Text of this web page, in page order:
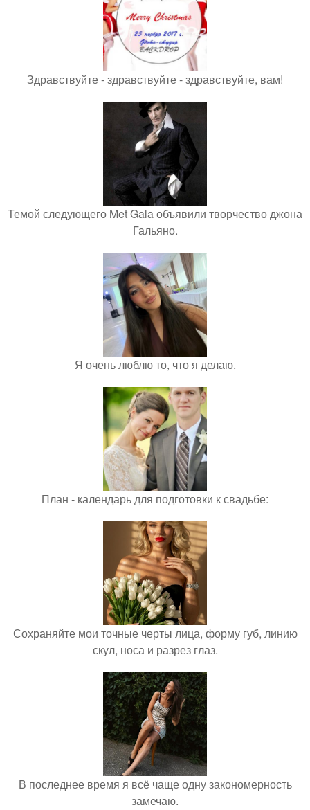
Здравствуйте - здравствуйте - здравствуйте, вам!
Темой следующего Met Gala объявили творчество джона
Гальяно.
Я очень люблю то, что я делаю.
План - календарь для подготовки к свадьбе:
Сохраняйте мои точные черты лица, форму губ, линию
скул, носа и разрез глаз.
В последнее время я всё чаще одну закономерность
замечаю.